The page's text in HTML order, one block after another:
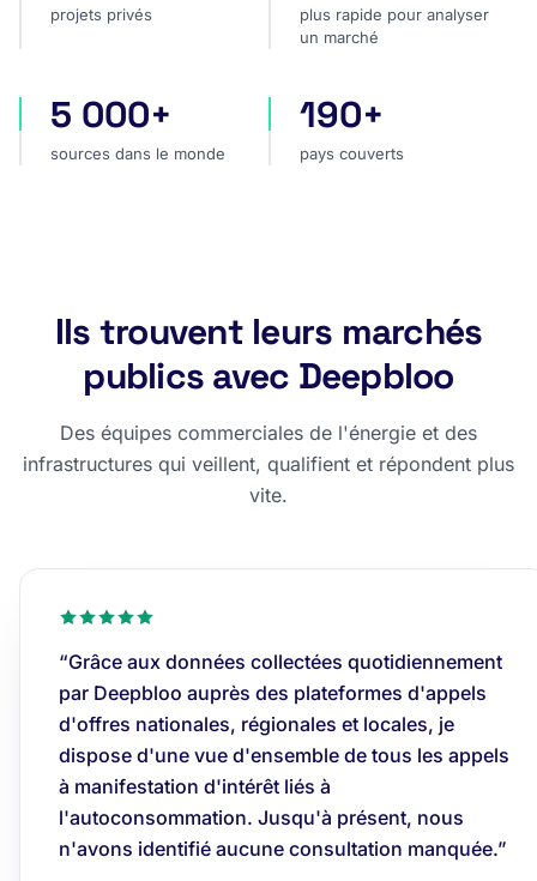
projets privés
plus rapide pour analyser
un marché
sources dans le monde
5 000+
sources dans le monde
pays couverts
190+
pays couverts
Ils trouvent leurs marchés
publics avec Deepbloo
Des équipes commerciales de l'énergie et des
infrastructures qui veillent, qualifient et répondent plus
vite.
“Grâce aux données collectées quotidiennement
par Deepbloo auprès des plateformes d'appels
d'offres nationales, régionales et locales, je
dispose d'une vue d'ensemble de tous les appels
à manifestation d'intérêt liés à
l'autoconsommation. Jusqu'à présent, nous
n'avons identifié aucune consultation manquée.”